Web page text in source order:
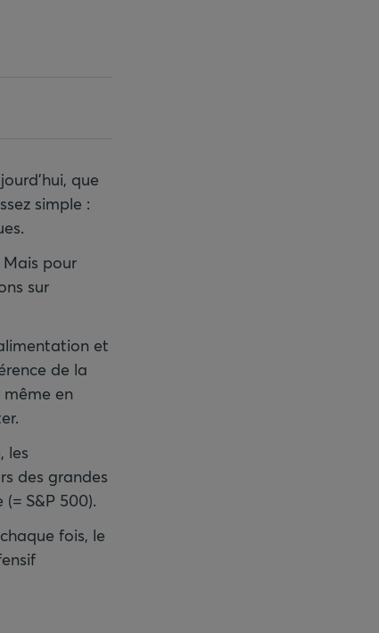
que
simple :
Mais pour
sur
et
de la
même en
les
des grandes
S&P 500).
fois, le